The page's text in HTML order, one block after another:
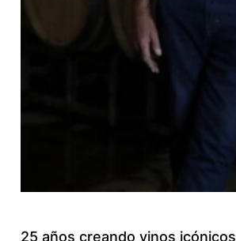
25 años creando vinos icónicos